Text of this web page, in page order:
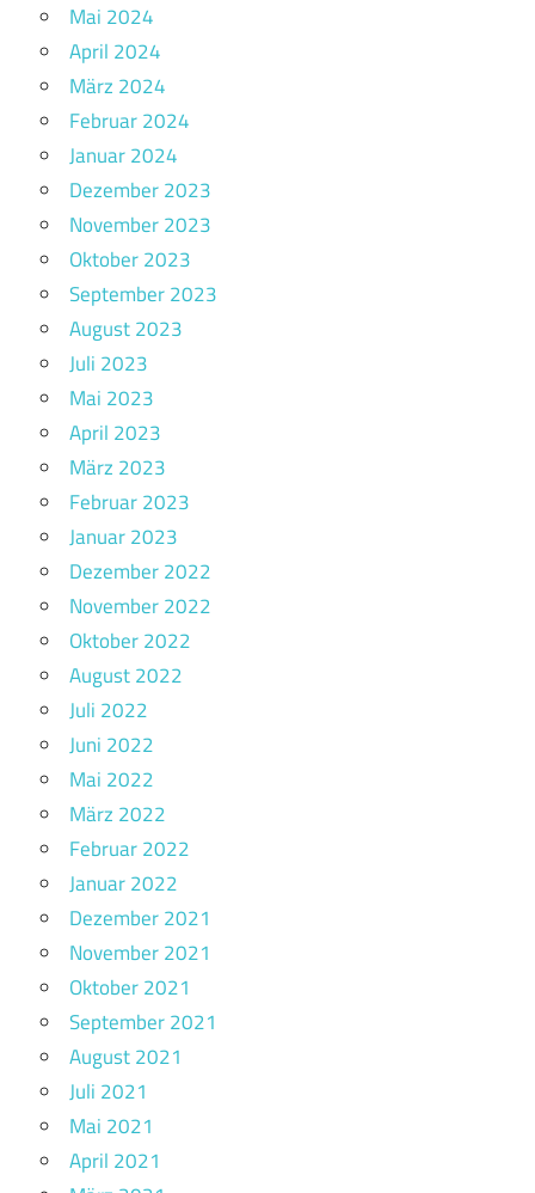
Mai 2024
April 2024
März 2024
Februar 2024
Januar 2024
Dezember 2023
November 2023
Oktober 2023
September 2023
August 2023
Juli 2023
Mai 2023
April 2023
März 2023
Februar 2023
Januar 2023
Dezember 2022
November 2022
Oktober 2022
August 2022
Juli 2022
Juni 2022
Mai 2022
März 2022
Februar 2022
Januar 2022
Dezember 2021
November 2021
Oktober 2021
September 2021
August 2021
Juli 2021
Mai 2021
April 2021